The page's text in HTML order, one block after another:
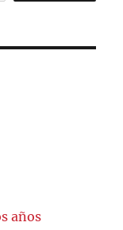
años